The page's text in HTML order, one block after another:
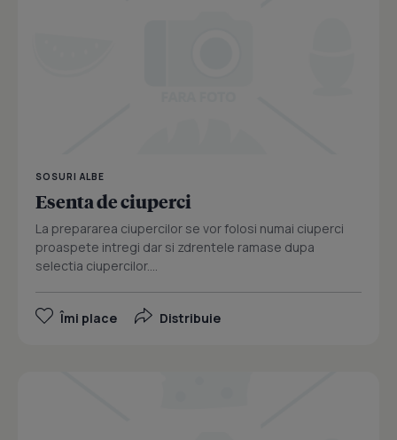
SOSURI ALBE
Esenta de ciuperci
La prepararea ciupercilor se vor folosi numai ciuperci
proaspete intregi dar si zdrentele ramase dupa
selectia ciupercilor....
Îmi place Distribuie